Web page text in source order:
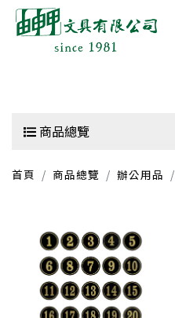
商品總覽
首頁 商品總覽 辦公用品